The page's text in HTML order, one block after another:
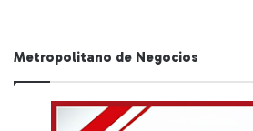
Metropolitano de Negocios